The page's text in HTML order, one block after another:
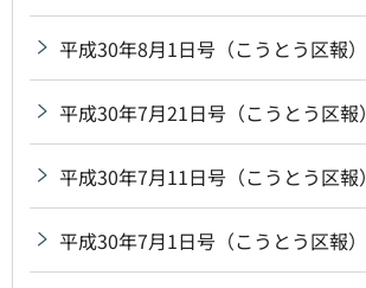
平成30年8月1日号（こうとう区報）
平成30年7月21日号（こうとう区報）
平成30年7月11日号（こうとう区報）
平成30年7月1日号（こうとう区報）